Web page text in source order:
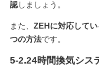
認しましょう。
また、 ZEHに対応して
つの方法です。
5-2.24時間換気シス